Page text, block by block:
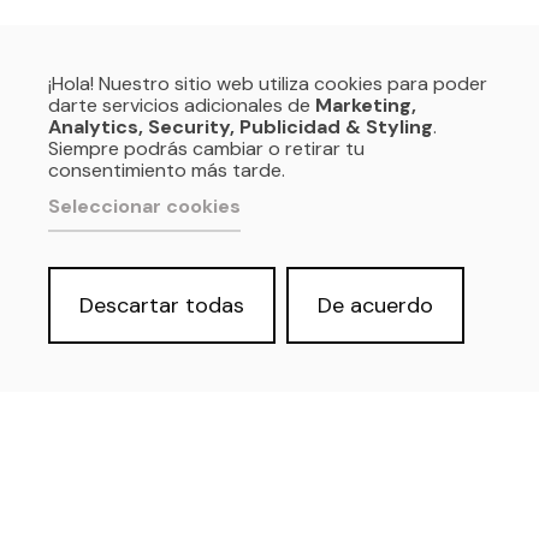
¡Hola! Nuestro sitio web utiliza cookies para poder
darte servicios adicionales de Marketing,
Analytics, Security, Publicidad & Styling.
Siempre podrás cambiar o retirar tu
consentimiento más tarde.
Seleccionar cookies
Descartar todas De acuerdo